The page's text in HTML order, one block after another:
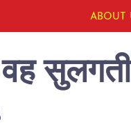
ABOUT